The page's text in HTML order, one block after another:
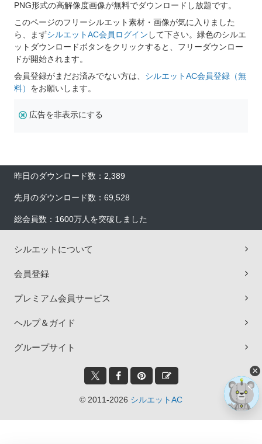
PNG形式の高解像度画像が無料でダウンロードし放題です。
このページのフリーシルエット素材・画像が気に入りました
ら、まずシルエットAC会員ログイン して下さい。緑色のシルエ
ットダウンロードボタンをクリックすると、フリーダウンロー
ドが開始されます。
会員登録がまだお済みでない方は、 シルエットAC会員登録（無
料） をお願いします。
広告を非表示にする
昨日のダウンロード数：2,389
先月のダウンロード数：69,528
総会員数：1600万人を突破しました
シルエットについて
会員登録
プレミアム会員サービス
ヘルプ＆ガイド
グループサイト
© 2011-2026 シルエットAC
×